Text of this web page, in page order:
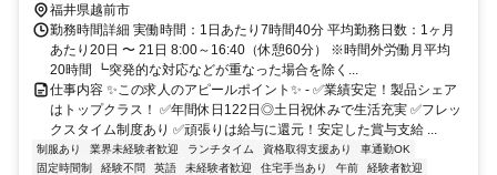
福井県越前市
勤務時間詳細 実働時間：1日あたり7時間40分 平均勤務日数：1ヶ月
あたり20日 〜 21日 8:00～16:40（休憩60分） ※時間外労働月平均
20時間 ┗突発的な対応などが重なった場合を除く...
仕事内容 ✨この求人のアピールポイント✨ - ✅業績安定！製品シェア
はトップクラス！ ✅年間休日122日◎土日祝休みで生活充実 ✅フレッ
クスタイム制度あり ✅頑張りは給与に還元！安定した賞与支給 ...
制服あり 業界未経験者歓迎 ランチタイム 資格取得支援あり
車通勤OK
固定時間制
経験不問 英語 未経験者歓迎 住宅手当あり 午前
経験者歓迎